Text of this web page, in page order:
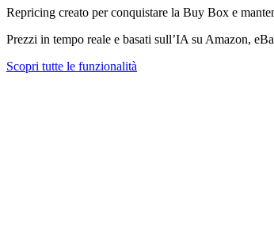
Repricing creato perconquistare la Buy Box e
Prezzi in tempo reale e basati sull’IA su Amazon,
Scopri tutte le funzionalità